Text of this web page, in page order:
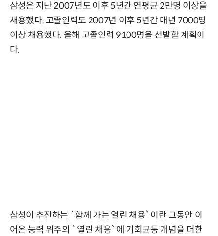
삼성은 지난 2007년도 이후 5년간 연평균 2만명 이상을
채용했다. 고졸인력도 2007년 이후 5년간 매년 7000명
이상 채용했다. 올해 고졸인력 9100명을 선발할 계획이
다.
삼성이 추진하는 `함께 가는 열린 채용`이란 그동안 이
어온 능력 위주의 `열린 채용`에 기회균등 개념을 더한